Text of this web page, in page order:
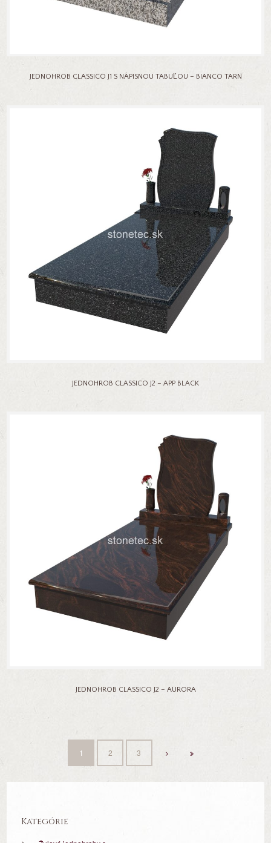
JEDNOHROB CLASSICO J1 S NÁPISNOU TABUĽOU – BIANCO TARN
JEDNOHROB CLASSICO J2 – APP BLACK
JEDNOHROB CLASSICO J2 – AURORA
1 2 3
Kategórie